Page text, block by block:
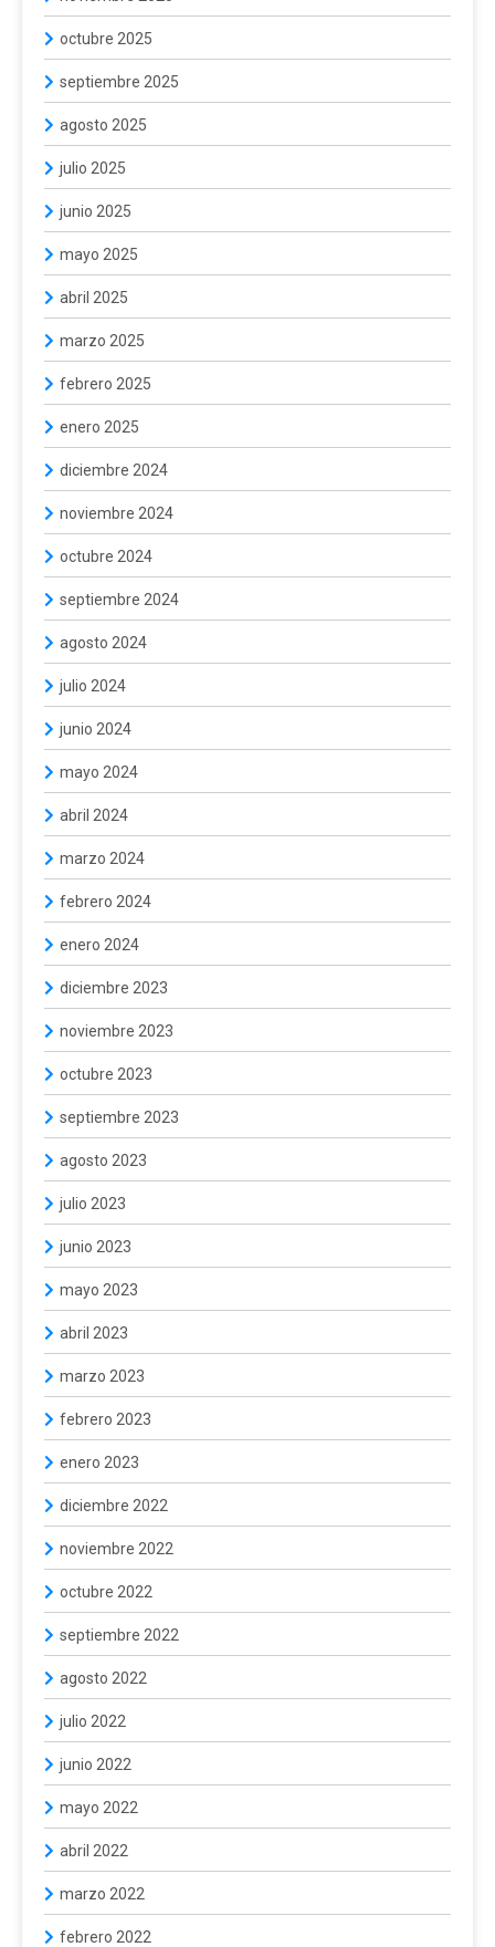
octubre 2025
septiembre 2025
agosto 2025
julio 2025
junio 2025
mayo 2025
abril 2025
marzo 2025
febrero 2025
enero 2025
diciembre 2024
noviembre 2024
octubre 2024
septiembre 2024
agosto 2024
julio 2024
junio 2024
mayo 2024
abril 2024
marzo 2024
febrero 2024
enero 2024
diciembre 2023
noviembre 2023
octubre 2023
septiembre 2023
agosto 2023
julio 2023
junio 2023
mayo 2023
abril 2023
marzo 2023
febrero 2023
enero 2023
diciembre 2022
noviembre 2022
octubre 2022
septiembre 2022
agosto 2022
julio 2022
junio 2022
mayo 2022
abril 2022
marzo 2022
febrero 2022